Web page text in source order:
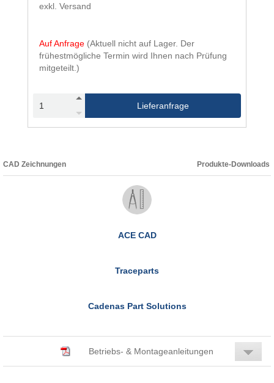
exkl. Versand
Auf Anfrage (Aktuell nicht auf Lager. Der
frühestmögliche Termin wird Ihnen nach Prüfung
mitgeteilt.)
Lieferanfrage
CAD Zeichnungen Produkte-Downloads
ACE CAD
Traceparts
Cadenas Part Solutions
Betriebs- & Montageanleitungen